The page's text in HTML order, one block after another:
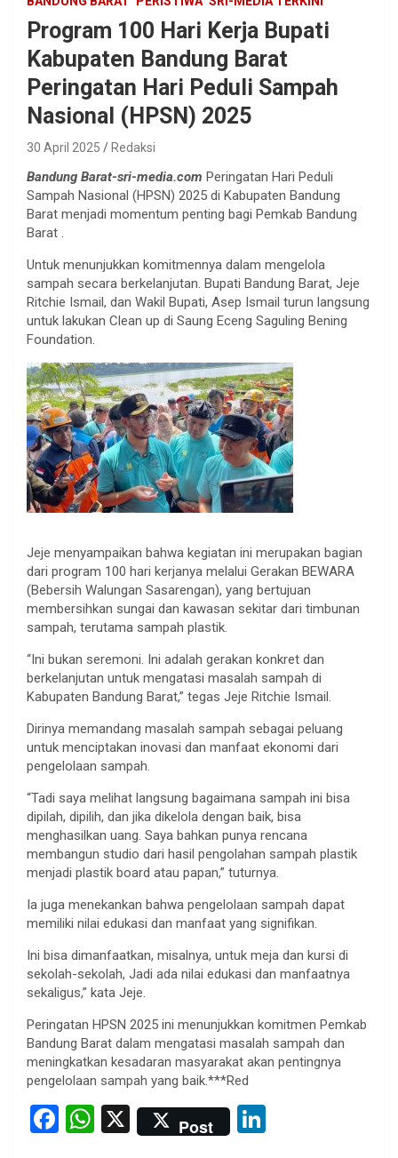
Program 100 Hari Kerja Bupati
Kabupaten Bandung Barat
Peringatan Hari Peduli Sampah
Nasional (HPSN) 2025
30 April 2025 Redaksi
Bandung Barat-sri-media.com Peringatan Hari Peduli
Sampah Nasional (HPSN) 2025 di Kabupaten Bandung
Barat menjadi momentum penting bagi Pemkab Bandung
Barat .
Untuk menunjukkan komitmennya dalam mengelola
sampah secara berkelanjutan. Bupati Bandung Barat, Jeje
Ritchie Ismail, dan Wakil Bupati, Asep Ismail turun langsung
untuk lakukan Clean up di Saung Eceng Saguling Bening
Foundation.
Jeje menyampaikan bahwa kegiatan ini merupakan bagian
dari program 100 hari kerjanya melalui Gerakan BEWARA
(Bebersih Walungan Sasarengan), yang bertujuan
membersihkan sungai dan kawasan sekitar dari timbunan
sampah, terutama sampah plastik.
“Ini bukan seremoni. Ini adalah gerakan konkret dan
berkelanjutan untuk mengatasi masalah sampah di
Kabupaten Bandung Barat,” tegas Jeje Ritchie Ismail.
Dirinya memandang masalah sampah sebagai peluang
untuk menciptakan inovasi dan manfaat ekonomi dari
pengelolaan sampah.
“Tadi saya melihat langsung bagaimana sampah ini bisa
dipilah, dipilih, dan jika dikelola dengan baik, bisa
menghasilkan uang. Saya bahkan punya rencana
membangun studio dari hasil pengolahan sampah plastik
menjadi plastik board atau papan,” tuturnya.
Ia juga menekankan bahwa pengelolaan sampah dapat
memiliki nilai edukasi dan manfaat yang signifikan.
Ini bisa dimanfaatkan, misalnya, untuk meja dan kursi di
sekolah-sekolah, Jadi ada nilai edukasi dan manfaatnya
sekaligus,” kata Jeje.
Peringatan HPSN 2025 ini menunjukkan komitmen Pemkab
Bandung Barat dalam mengatasi masalah sampah dan
meningkatkan kesadaran masyarakat akan pentingnya
pengelolaan sampah yang baik.***Red
F
W X Post